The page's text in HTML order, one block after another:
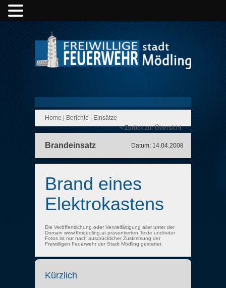
Home Berichte
Einsätze
< Zurück zur Übersicht
Brandeinsatz Datum: 14.04.2008
Brand eines
Elektrokastens
Die Veröffentlichung oder Vervielfältigung aller unter der
Domain www.ffmoedling.at präsentierten Texte und/oder
Fotos ist nur nach ausdrücklicher Zustimmung der
Freiwilligen Feuerwehr der Stadt Mödling gestattet.
Kürzlich